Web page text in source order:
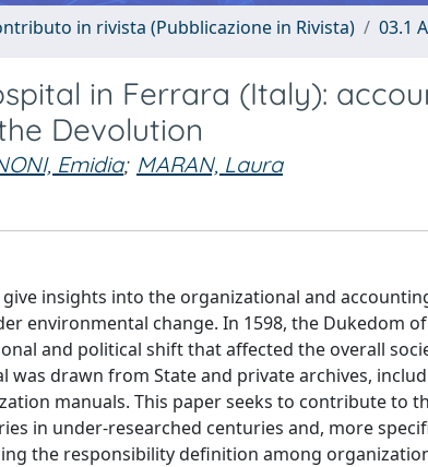
in rivista (Pubblicazione in Rivista) 03.1
in Ferrara (Italy):
Devolution
Emidia; MARAN, Laura
insights into the organizational and
environmental change. In 1598, the Dukedom
and political shift that affected the overall
was drawn from State and private archives,
manuals. This paper seeks to contribute to
in under-researched centuries and, more
the responsibility definition among